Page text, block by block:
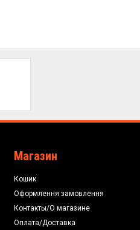
Магазин
Кошик
Оформлення замовлення
Контакты/О магазине
Оплата/Доставка